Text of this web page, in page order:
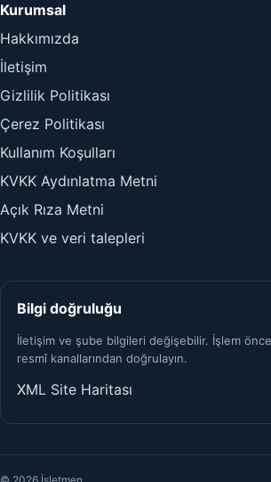
Kurumsal
Hakkımızda
İletişim
Gizlilik Politikası
Çerez Politikası
Kullanım Koşulları
KVKK Aydınlatma Metni
Açık Rıza Metni
KVKK ve veri talepleri
Bilgi doğruluğu
İletişim ve şube bilgileri değişebilir. İşlem
resmî kanallarından doğrulayın.
XML Site Haritası